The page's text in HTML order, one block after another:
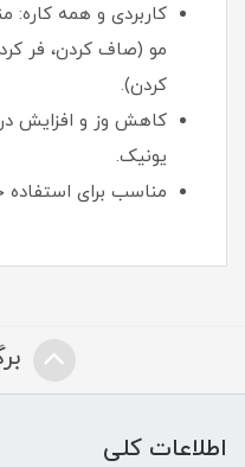
کاربردی و همه کاره:
مو (صاف کردن، فر
کردن).
کاهش وز و افزایش
یونیک.
مناسب برای استفاده
اطلاعات کلی